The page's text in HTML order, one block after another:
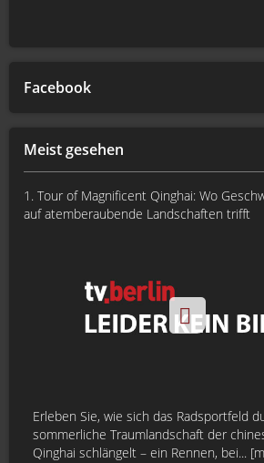
Meist gesehen
1. Tour of Magnificent Qinghai: Wo
auf atemberaubende Landschaften trifft
Erleben Sie, wie sich das Radsportfeld
sommerliche Traumlandschaft der
Qinghai schlängelt – ein Rennen, bei...
Facebook